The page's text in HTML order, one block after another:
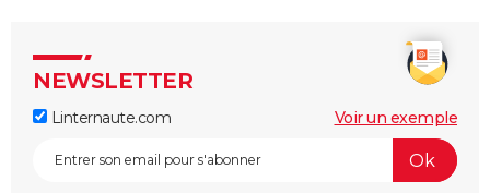
NEWSLETTER
Linternaute.com Voir un exemple